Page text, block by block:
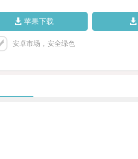
苹果下载
安卓市场，安全绿色